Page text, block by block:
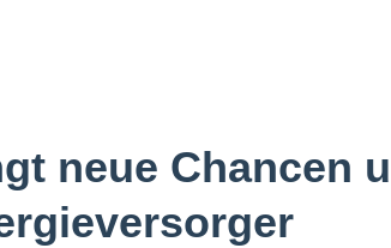
neue Chancen